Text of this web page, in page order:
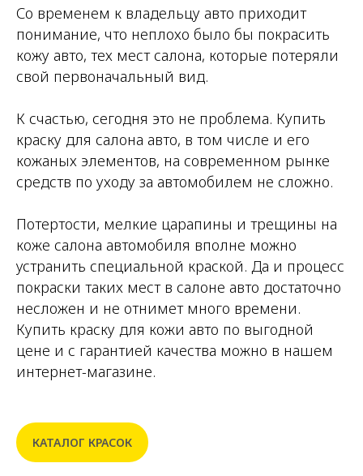
Со временем к владельцу авто приходит
понимание, что неплохо было бы покрасить
кожу авто, тех мест салона, которые потеряли
свой первоначальный вид.
К счастью, сегодня это не проблема. Купить
краску для салона авто, в том числе и его
кожаных элементов, на современном рынке
средств по уходу за автомобилем не сложно.
Потертости, мелкие царапины и трещины на
коже салона автомобиля вполне можно
устранить специальной краской. Да и процесс
покраски таких мест в салоне авто достаточно
несложен и не отнимет много времени.
Купить краску для кожи авто по выгодной
цене и с гарантией качества можно в нашем
интернет-магазине.
КАТАЛОГ КРАСОК